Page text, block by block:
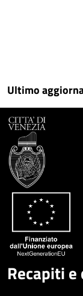
Ultimo
Recapiti